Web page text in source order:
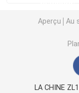
Moulages par
la lingotière de
Les pièces
Aperçu Au
LA CHINE